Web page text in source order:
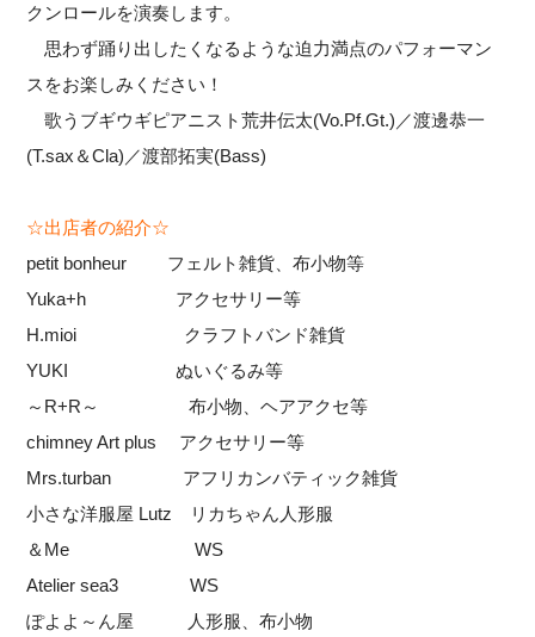
クンロールを演奏します。
思わず踊り出したくなるような迫力満点のパフォーマン
スをお楽しみください！
歌うブギウギピアニスト荒井伝太(Vo.Pf.Gt.)／渡邊恭一
(T.sax＆Cla)／渡部拓実(Bass)
☆出店者の紹介☆
petit bonheur フェルト雑貨、布小物等
Yuka+h アクセサリー等
H.mioi クラフトバンド雑貨
YUKI ぬいぐるみ等
～R+R～ 布小物、ヘアアクセ等
chimney Art plus アクセサリー等
Mrs.turban アフリカンバティック雑貨
小さな洋服屋 Lutz リカちゃん人形服
＆Me WS
Atelier sea3 WS
ぽよよ～ん屋 人形服、布小物